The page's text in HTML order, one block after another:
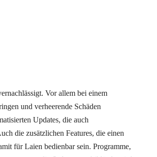
Vor allem bei einem
und verheerende Schäden
Updates, die auch
die zusätzlichen Features, die einen
für Laien bedienbar sein. Programme,